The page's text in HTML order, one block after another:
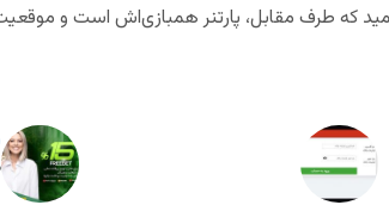
که طرف مقابل، پارتنر همبازی‌اش است و